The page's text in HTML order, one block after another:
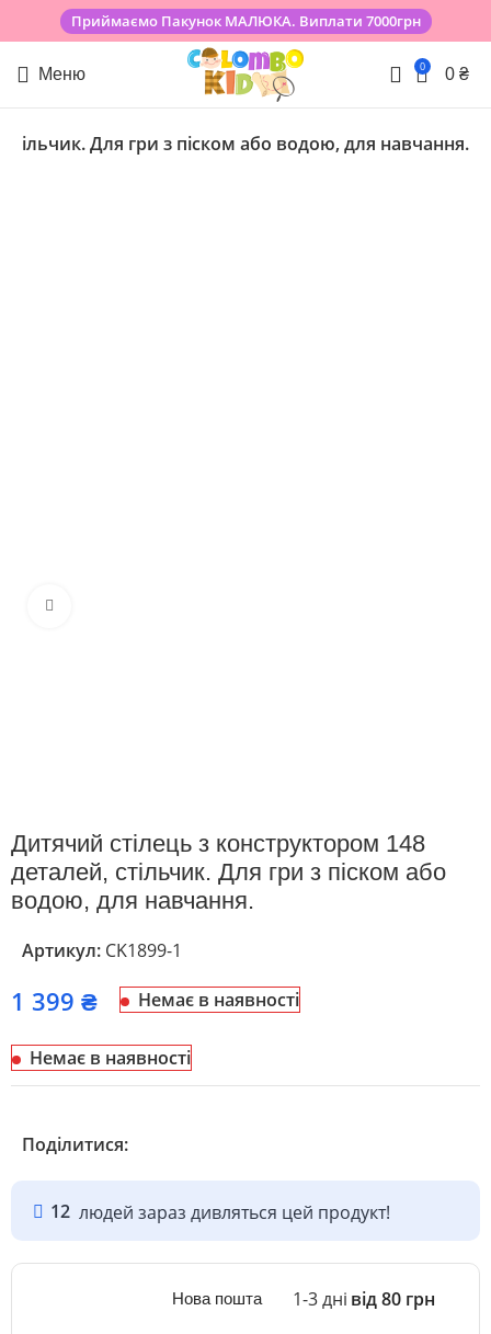
Приймаємо Пакунок МАЛЮКА. Виплати 7000грн
Меню 0 0 ₴
Для гри з піском або водою, для навчання.
Дитячий стілець з конструктором 148
деталей, стільчик. Для гри з піском або
водою, для навчання.
Артикул: CK1899-1
₴ Немає в наявності
Немає в наявності
Поділитися:
12 людей зараз дивляться цей продукт!
Нова пошта 1-3 дні від 80 грн